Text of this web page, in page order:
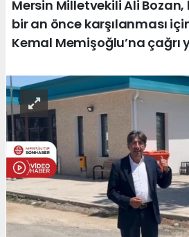
Mersin Milletvekili Ali
bir an önce karşılanması
Kemal Memişoğlu’na çağrı